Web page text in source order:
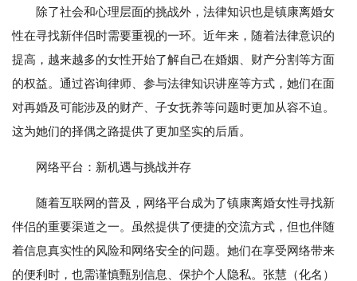
除了社会和心理层面的挑战外，法律知识也是镇康离婚女
性在寻找新伴侣时需要重视的一环。近年来，随着法律意识的
提高，越来越多的女性开始了解自己在婚姻、财产分割等方面
的权益。通过咨询律师、参与法律知识讲座等方式，她们在面
对再婚及可能涉及的财产、子女抚养等问题时更加从容不迫。
这为她们的择偶之路提供了更加坚实的后盾。
网络平台：新机遇与挑战并存
随着互联网的普及，网络平台成为了镇康离婚女性寻找新
伴侣的重要渠道之一。虽然提供了便捷的交流方式，但也伴随
着信息真实性的风险和网络安全的问题。她们在享受网络带来
的便利时，也需谨慎甄别信息、保护个人隐私。张慧（化名）